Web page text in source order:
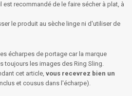
est recommandé de le faire sécher à plat, à
le produit au sèche linge ni d'utiliser de
écharpes de portage car la marque
toujours les images des Ring Sling.
cet article, vous recevrez bien un
et cousus dans l'écharpe).